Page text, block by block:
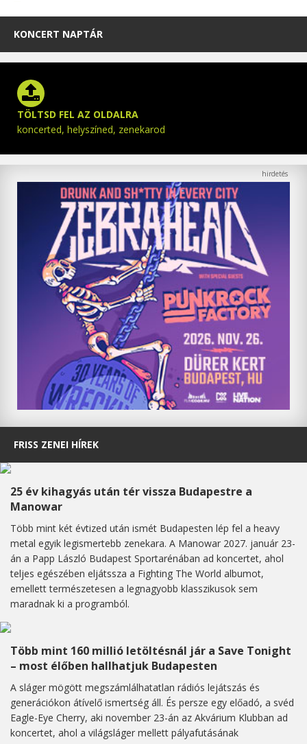
KONCERT NAPTÁR
TÖLTSD FEL AZ OLDALRA
koncerted, helyszíned, zenekarod
FRISS ZENEI HÍREK
25 év kihagyás után tér vissza Budapestre a
Manowar
Több mint két évtized után ismét Budapesten lép fel a heavy
metal egyik legismertebb zenekara. A Manowar 2027. január 23-
án a Papp László Budapest Sportarénában ad koncertet, ahol
teljes egészében eljátssza a Fighting The World albumot,
emellett természetesen a legnagyobb klasszikusok sem
maradnak ki a programból.
Több mint 160 millió letöltésnál jár a Save Tonight
– most élőben hallhatjuk Budapesten
A sláger mögött megszámlálhatatlan rádiós lejátszás és
generációkon átívelő ismertség áll. És persze egy előadó, a svéd
Eagle-Eye Cherry, aki november 23-án az Akvárium Klubban ad
koncertet, ahol a világsláger mellett pályafutásának